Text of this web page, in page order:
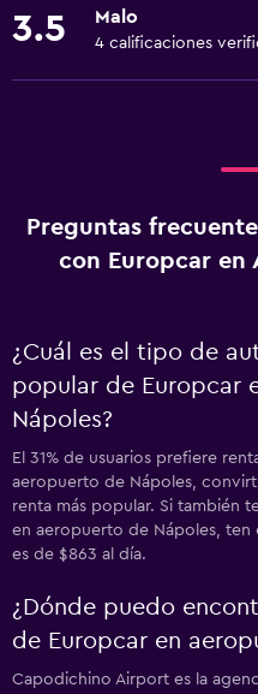
3.5 Malo
4 calificaciones
Preguntas
con Europcar en
¿Cuál es el tipo de
popular de Europcar
Nápoles?
El 31% de usuarios prefiere
aeropuerto de Nápoles,
renta más popular. Si también
en aeropuerto de Nápoles,
es de $863 al día.
¿Dónde puedo
de Europcar en
Capodichino Airport es la